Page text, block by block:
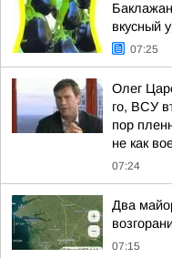
вкусный
07:25
Олег
го, ВСУ
пор
не как
07:24
Два
07:15